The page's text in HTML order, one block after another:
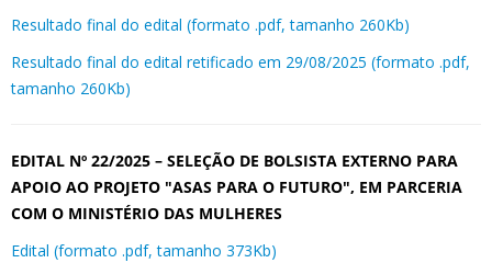
Resultado final do edital (formato .pdf, tamanho 260Kb)
Resultado final do edital retificado em 29/08/2025 (formato .pdf,
tamanho 260Kb)
EDITAL Nº 22/2025 – SELEÇÃO DE BOLSISTA EXTERNO PARA
APOIO AO PROJETO "ASAS PARA O FUTURO", EM PARCERIA
COM O MINISTÉRIO DAS MULHERES
Edital (formato .pdf, tamanho 373Kb)